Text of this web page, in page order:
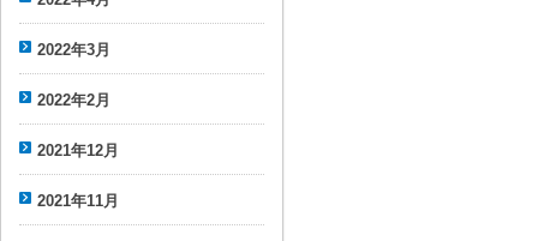
2022年3月
2022年2月
2021年12月
2021年11月